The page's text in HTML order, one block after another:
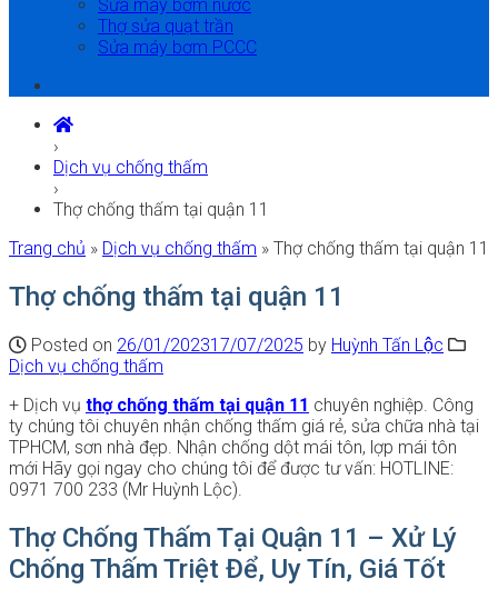
Sửa máy bơm nước
Thợ sửa quạt trần
Sửa máy bơm PCCC
›
Dịch vụ chống thấm
›
Thợ chống thấm tại quận 11
Trang chủ » Dịch vụ chống thấm » Thợ chống thấm tại quận 11
Thợ chống thấm tại quận 11
Posted on 26/01/202317/07/2025 by Huỳnh Tấn Lộc
Dịch vụ chống thấm
+ Dịch vụ thợ chống thấm tại quận 11 chuyên nghiệp. Công
ty chúng tôi chuyên nhận chống thấm giá rẻ, sửa chữa nhà tại
TPHCM, sơn nhà đẹp. Nhận chống dột mái tôn, lợp mái tôn
mới Hãy gọi ngay cho chúng tôi để được tư vấn: HOTLINE:
0971 700 233 (Mr Huỳnh Lộc).
Thợ Chống Thấm Tại Quận 11 – Xử Lý
Chống Thấm Triệt Để, Uy Tín, Giá Tốt